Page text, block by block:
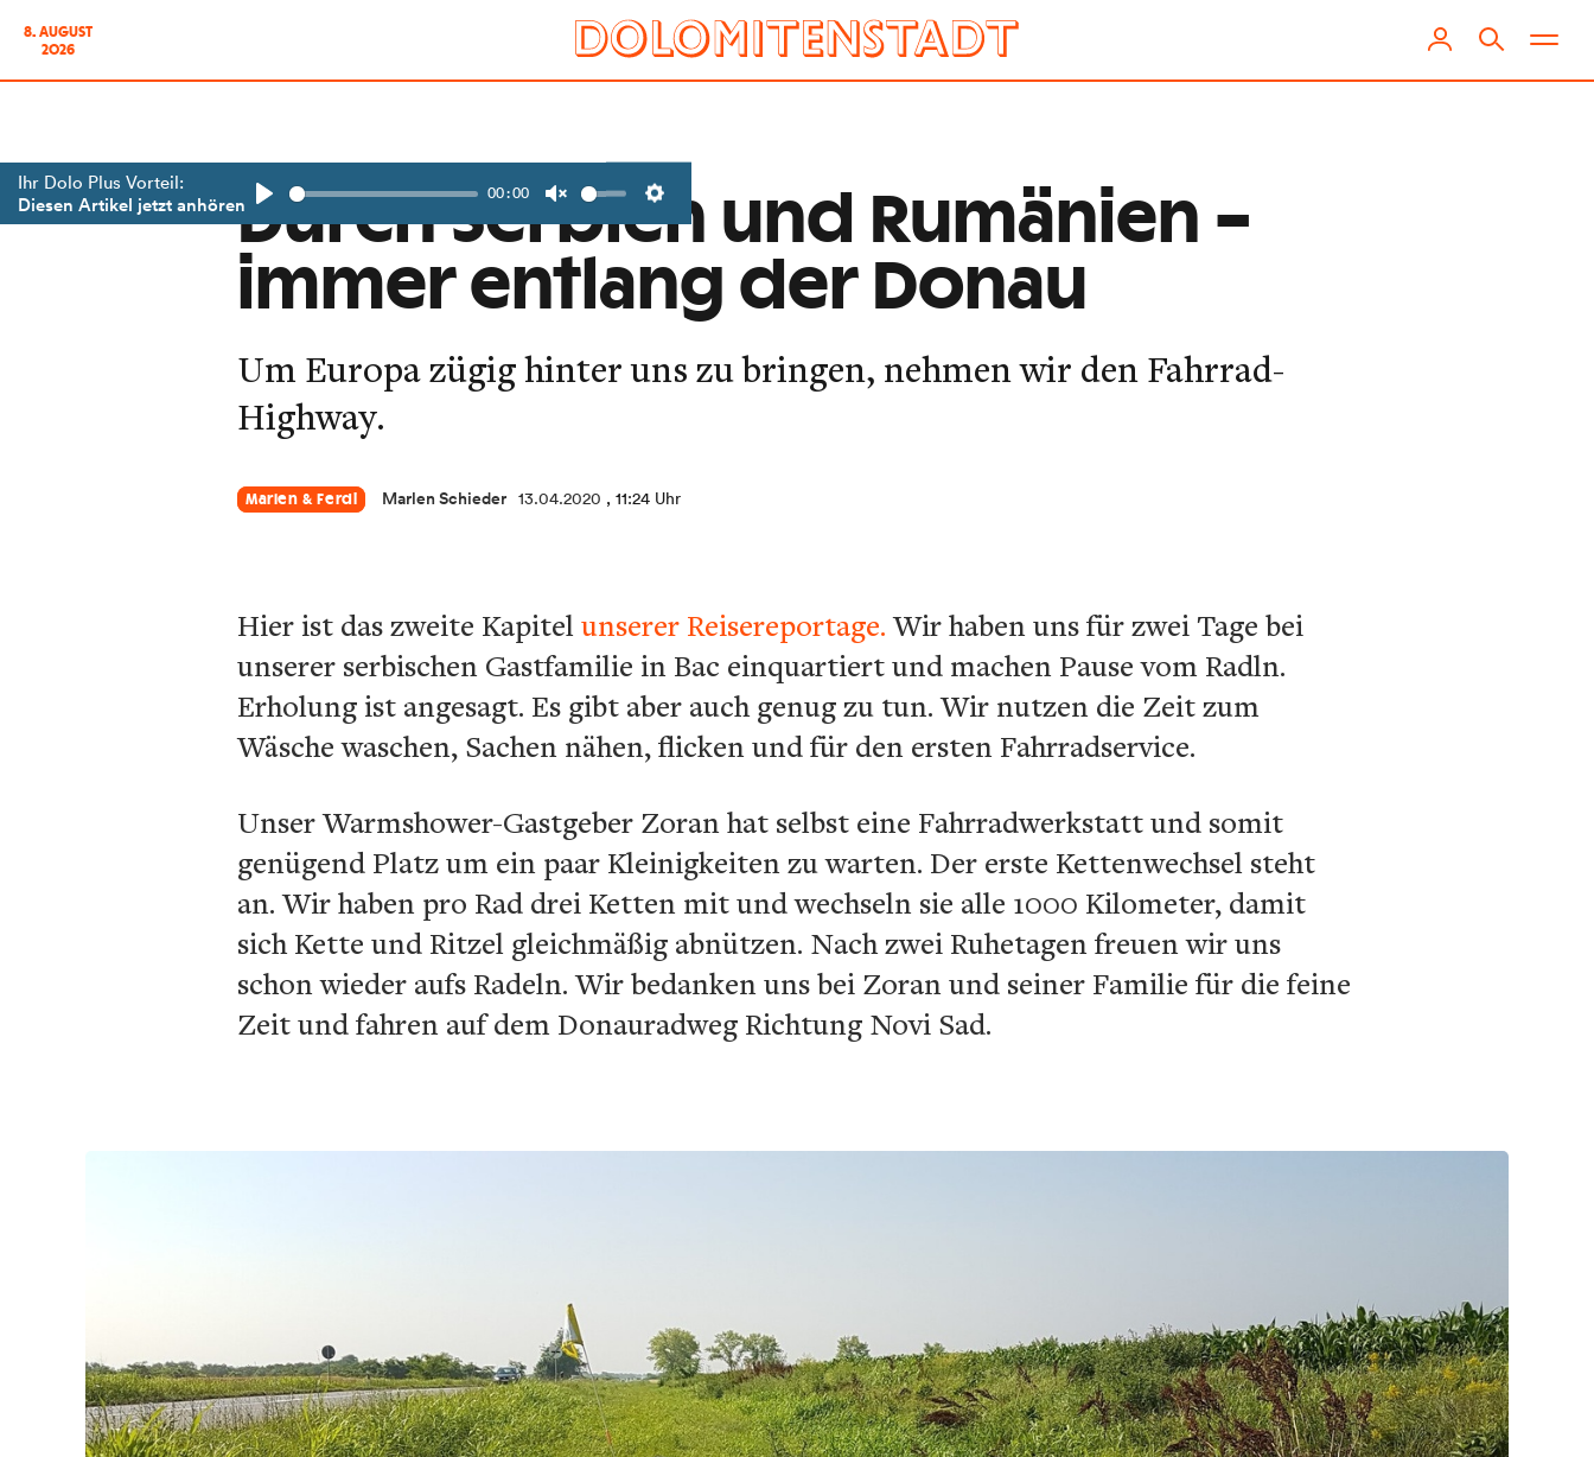
8. AUGUST
2026
Ihr Dolo Plus Vorteil:
Diesen Artikel jetzt anhören 00:00
Settings
Durch Serbien und Rumänien –
immer entlang der Donau
Um Europa zügig hinter uns zu bringen, nehmen wir den Fahrrad-
Highway.
Marlen & Ferdi Marlen Schieder 13.04.2020 , 11:24 Uhr
Hier ist das zweite Kapitelunserer Reisereportage.Wir haben uns für zwei Tage bei
unserer serbischen Gastfamilie in Bac einquartiert und machen Pause vom Radln.
Erholung ist angesagt. Es gibt aber auch genug zu tun. Wir nutzen die Zeit zum
Wäsche waschen, Sachen nähen, flicken und für den ersten Fahrradservice.
Unser Warmshower-Gastgeber Zoran hat selbst eine Fahrradwerkstatt und somit
genügend Platz um ein paar Kleinigkeiten zu warten. Der erste Kettenwechsel steht
an. Wir haben pro Rad drei Ketten mit und wechseln sie alle 1000 Kilometer, damit
sich Kette und Ritzel gleichmäßig abnützen. Nach zwei Ruhetagen freuen wir uns
schon wieder aufs Radeln. Wir bedanken uns bei Zoran und seiner Familie für die feine
Zeit und fahren auf dem Donauradweg Richtung Novi Sad.